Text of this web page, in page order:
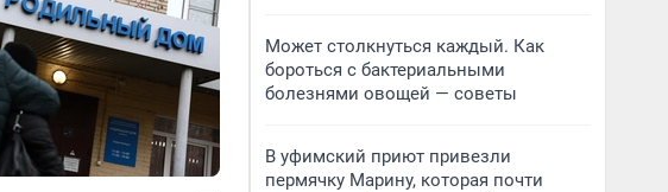
Может столкнуться каждый. Как
бороться с бактериальными
болезнями овощей — советы
В уфимский приют привезли
пермячку Марину, которая почти